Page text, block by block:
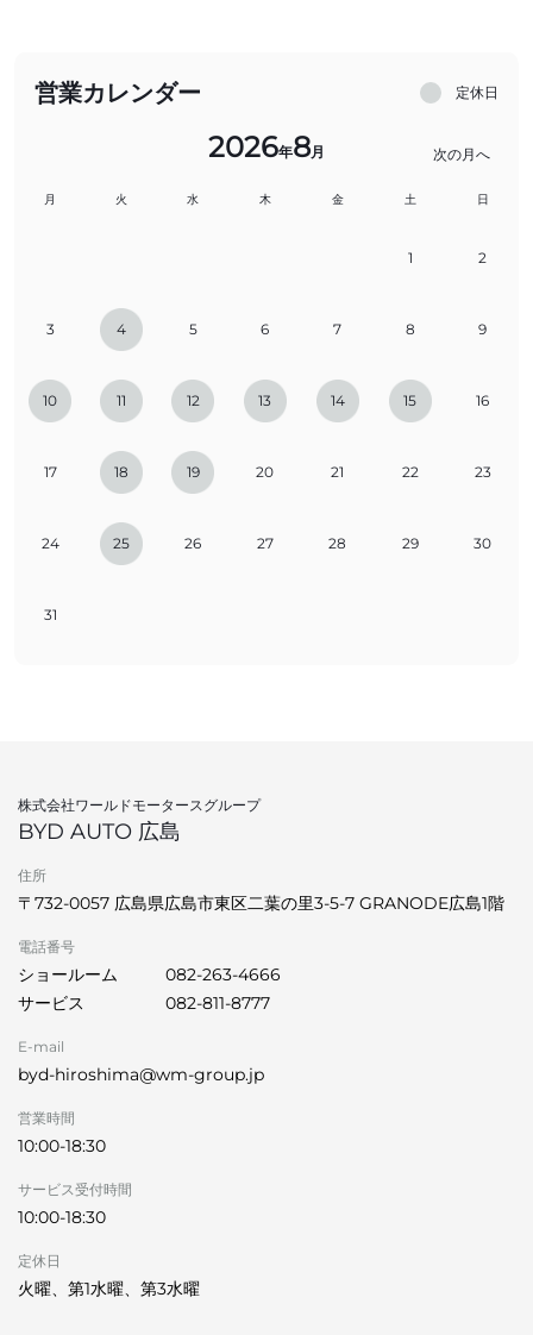
営業カレンダー 定休日
2026年8月 次の月へ
月 火 水 木 金 土 日
1 2
3 4 5 6 7 8 9
10 11 12 13 14 15 16
17 18 19 20 21 22 23
24 25 26 27 28 29 30
31
株式会社ワールドモータースグループ
BYD AUTO 広島
住所
〒732-0057 広島県広島市東区二葉の里3-5-7 GRANODE広島1階
電話番号
ショールーム
082-263-4666
サービス
082-811-8777
E-mail
byd-hiroshima@wm-group.jp
営業時間
10:00-18:30
サービス受付時間
10:00-18:30
定休日
火曜、第1水曜、第3水曜